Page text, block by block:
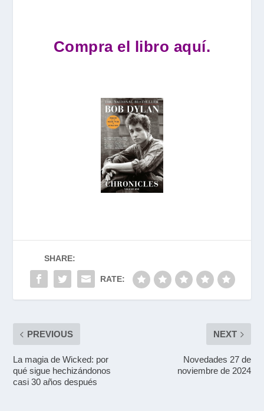
Compra el libro aquí.
SHARE:
RATE:
PREVIOUS
La magia de Wicked: por
qué sigue hechizándonos
casi 30 años después
NEXT
Novedades 27 de
noviembre de 2024